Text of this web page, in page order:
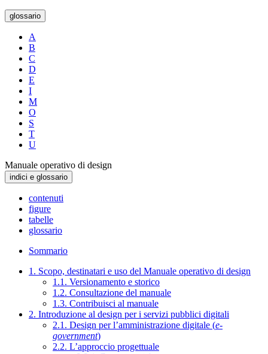
glossario
A
B
C
D
E
I
M
O
S
T
U
Manuale operativo di design
indici e glossario
contenuti
figure
tabelle
glossario
Sommario
1. Scopo, destinatari e uso del Manuale operativo di design
1.1. Versionamento e storico
1.2. Consultazione del manuale
1.3. Contribuisci al manuale
2. Introduzione al design per i servizi pubblici digitali
2.1. Design per l’amministrazione digitale (e-
government)
2.2. L’approccio progettuale